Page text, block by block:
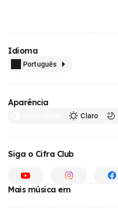
Idioma
Português
Aparência
Claro
Siga o Cifra Club
Mais música em